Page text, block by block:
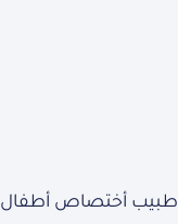
طبيب أختصاص أطفال